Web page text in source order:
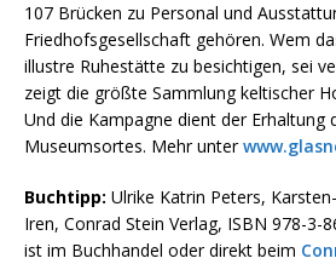
107 Brücken zu Personal und
Friedhofsgesellschaft gehören. Wem
illustre Ruhestätte zu besichtigen, sei
zeigt die größte Sammlung keltischer
Und die Kampagne dient der Erhaltung
Museumsortes. Mehr unter
Buchtipp: Ulrike Katrin Peters,
Iren, Conrad Stein Verlag, ISBN 978-3-
ist im Buchhandel oder direkt beim